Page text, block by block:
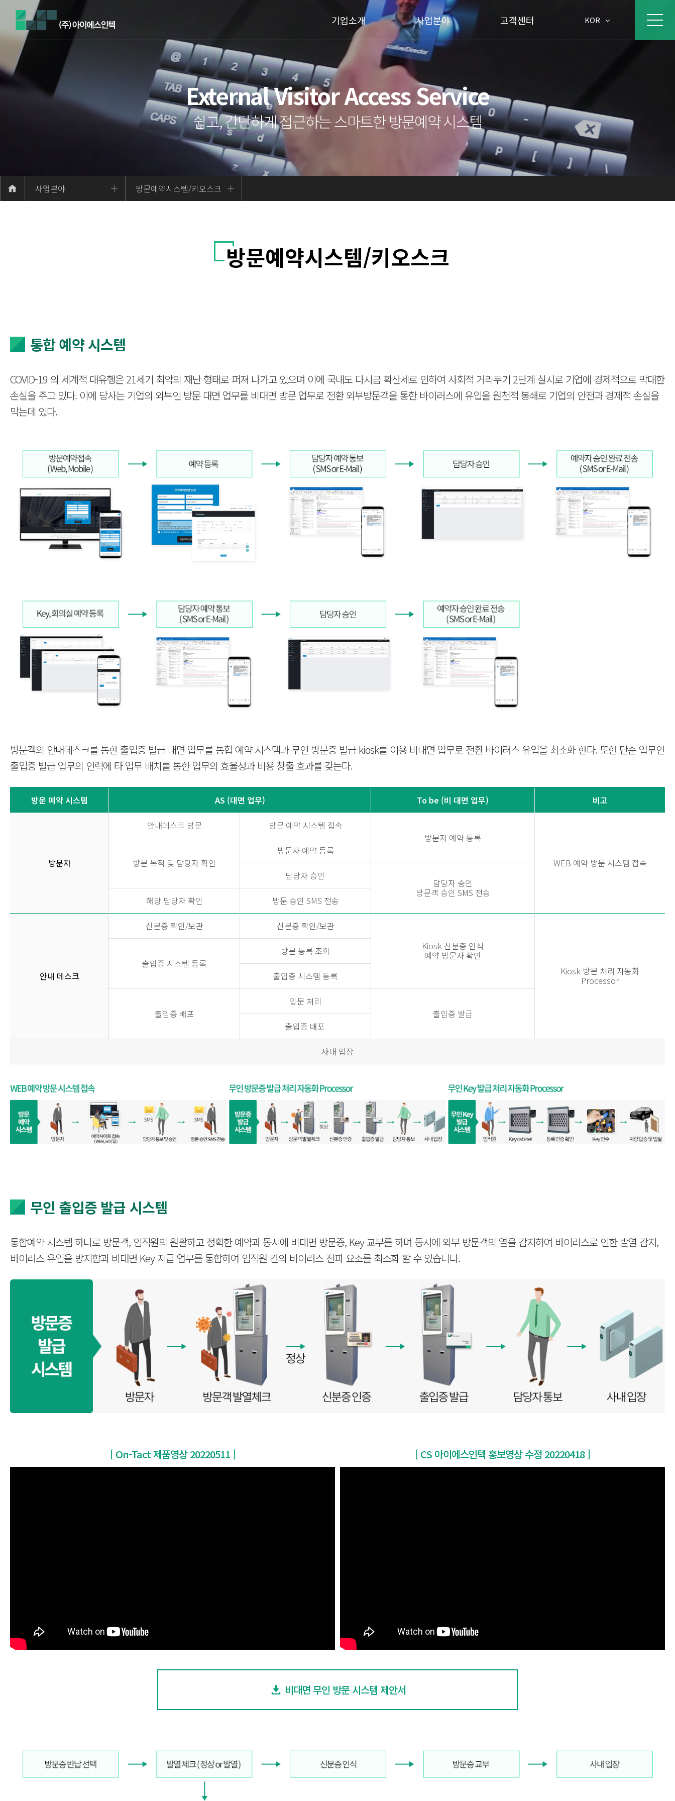
기업소개 사업분야 고객센터 KOR
External Visitor Access Service
쉽고, 간단하게 접근하는 스마트한 방문예약 시스템
사업분야 방문예약시스템/키오스크
방문예약시스템/키오스크
통합 예약 시스템
COVID-19 의 세계적 대유행은 21세기 최악의 재난 형태로 퍼져 나가고 있으며 이에 국내도 다시금 확산세로 인하여 사회적 거리두기 2단계 실시로 기업에 경제적으로 막대한
손실을 주고 있다. 이에 당사는 기업의 외부인 방문 대면 업무를 비대면 방문 업무로 전환 외부방문객을 통한 바이러스에 유입을 원천적 봉쇄로 기업의 안전과 경제적 손실을
막는데 있다.
방문객의 안내데스크를 통한 출입증 발급 대면 업무를 통합 예약 시스템과 무인 방문증 발급 kiosk를 이용 비대면 업무로 전환 바이러스 유입을 최소화 한다. 또한 단순 업무인
출입증 발급 업무의 인력에 타 업무 배치를 통한 업무의 효율성과 비용 창출 효과를 갖는다.
방문 예약 시스템 AS (대면 업무) To be (비 대면 업무) 비고
방문자
안내데스크 방문
방문 예약 시스템 접속
방문자 예약 등록
WEB 예약 방문 시스템 접속
방문 목적 및 담당자 확인
방문자 예약 등록
담당자 승인
담당자 승인
방문객 승인 SMS 전송
해당 담당자 확인 방문 승인 SMS 전송
안내 데스크
신분증 확인/보관
신분증 확인/보관
Kiosk 신분증 인식
예약 방문자 확인
Kiosk 방문 처리 자동화
Processor
출입증 시스템 등록
방문 등록 조회
출입증 시스템 등록
출입증 배포
입문 처리
출입증 발급
출입증 배포
사내 입장
무인 출입증 발급 시스템
통합예약 시스템 하나로 방문객, 임직원의 원활하고 정확한 예약과 동시에 비대면 방문증, Key 교부를 하며 동시에 외부 방문객의 열을 감지하여 바이러스로 인한 발열 감지,
바이러스 유입을 방지함과 비대면 Key 지급 업무를 통합하여 임직원 간의 바이러스 전파 요소를 최소화 할 수 있습니다.
[ On-Tact 제품영상 20220511 ] [ CS 아이에스인텍 홍보영상 수정 20220418 ]
비대면 무인 방문 시스템 제안서